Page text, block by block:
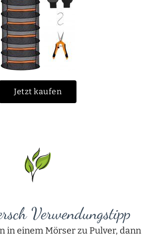
Jetzt kaufen
Verwendungstipp
in einem Mörser zu Pulver, dann